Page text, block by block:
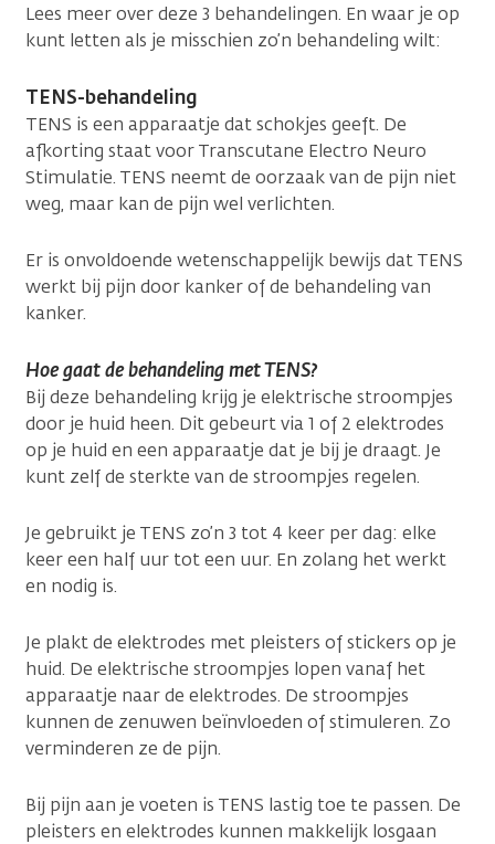
Lees meer over deze 3 behandelingen. En waar je op
kunt letten als je misschien zo’n behandeling wilt:
TENS-behandeling
TENS is een apparaatje dat schokjes geeft. De
afkorting staat voor Transcutane Electro Neuro
Stimulatie. TENS neemt de oorzaak van de pijn niet
weg, maar kan de pijn wel verlichten.
Er is onvoldoende wetenschappelijk bewijs dat TENS
werkt bij pijn door kanker of de behandeling van
kanker.
Hoe gaat de behandeling met TENS?
Bij deze behandeling krijg je elektrische stroompjes
door je huid heen. Dit gebeurt via 1 of 2 elektrodes
op je huid en een apparaatje dat je bij je draagt. Je
kunt zelf de sterkte van de stroompjes regelen.
Je gebruikt je TENS zo’n 3 tot 4 keer per dag: elke
keer een half uur tot een uur. En zolang het werkt
en nodig is.
Je plakt de elektrodes met pleisters of stickers op je
huid. De elektrische stroompjes lopen vanaf het
apparaatje naar de elektrodes. De stroompjes
kunnen de zenuwen beïnvloeden of stimuleren. Zo
verminderen ze de pijn.
Bij pijn aan je voeten is TENS lastig toe te passen. De
pleisters en elektrodes kunnen makkelijk losgaan